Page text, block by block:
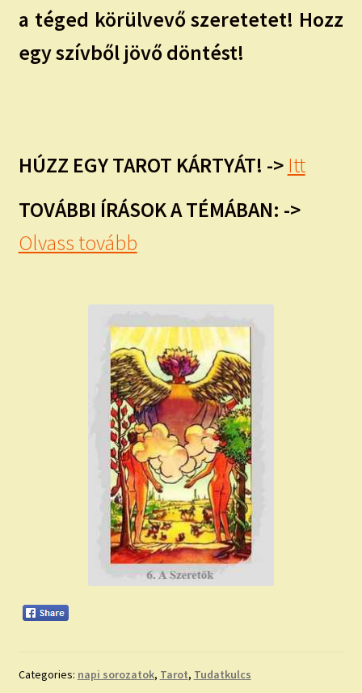
a téged körülvevő szeretetet! Hozz
egy szívből jövő döntést!
HÚZZ EGY TAROT KÁRTYÁT! -> Itt
TOVÁBBI ÍRÁSOK A TÉMÁBAN: ->
Olvass tovább
Categories: napi sorozatok, Tarot, Tudatkulcs